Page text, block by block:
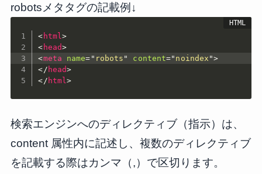
robotsメタタグの記載例↓
< html >
< head>
<meta name= " robots " content=" noindex ">
</ head>
</ html>
検索エンジンへのディレクティブ（指示）は、
content 属性内に記述し、複数のディレクティブ
を記載する際はカンマ（,）で区切ります。